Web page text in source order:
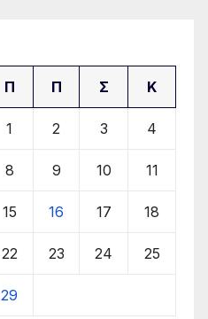
Π Π Σ Κ
1 2 3 4
8 9 10 11
15 16 17 18
22 23 24 25
29